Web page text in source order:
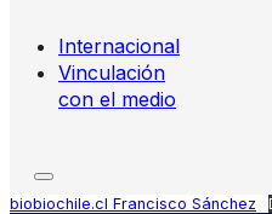
Internacional
Vinculación
con el medio
biobiochile.cl Francisco Sánchez